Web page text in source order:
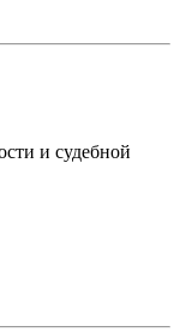
и судебной